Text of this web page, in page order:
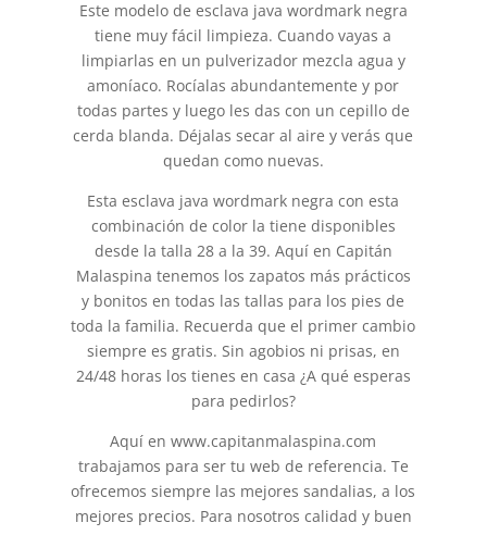
Este modelo de esclava java wordmark negra
tiene muy fácil limpieza. Cuando vayas a
limpiarlas en un pulverizador mezcla agua y
amoníaco. Rocíalas abundantemente y por
todas partes y luego les das con un cepillo de
cerda blanda. Déjalas secar al aire y verás que
quedan como nuevas.
Esta esclava java wordmark negra con esta
combinación de color la tiene disponibles
desde la talla 28 a la 39. Aquí en Capitán
Malaspina tenemos los zapatos más prácticos
y bonitos en todas las tallas para los pies de
toda la familia. Recuerda que el primer cambio
siempre es gratis. Sin agobios ni prisas, en
24/48 horas los tienes en casa ¿A qué esperas
para pedirlos?
Aquí en www.capitanmalaspina.com
trabajamos para ser tu web de referencia. Te
ofrecemos siempre las mejores sandalias, a los
mejores precios. Para nosotros calidad y buen